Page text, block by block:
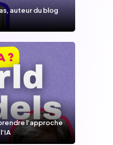
auteur du blog
l’approche